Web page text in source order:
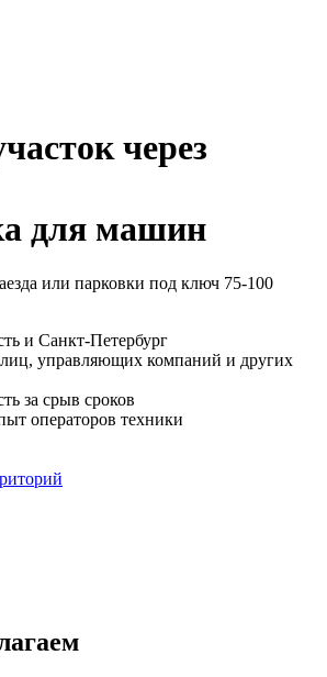
через
для машин
или парковки под ключ 75-100
и Санкт-Петербург
управляющих компаний и других
за срыв сроков
операторов техники